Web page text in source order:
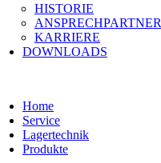
HISTORIE
ANSPRECHPARTNER
KARRIERE
DOWNLOADS
Home
Service
Lagertechnik
Produkte